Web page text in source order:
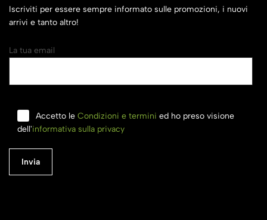
Iscriviti per essere sempre informato sulle promozioni, i nuovi
arrivi e tanto altro!
La tua email
Accetto le Condizioni e termini ed ho preso visione
dell'informativa sulla privacy